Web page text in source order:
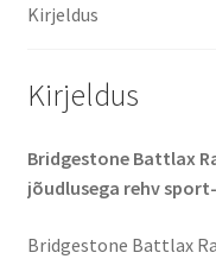
Kirjeldus
Kirjeldus
Bridgestone Battlax
jõudlusega rehv
Bridgestone Battlax